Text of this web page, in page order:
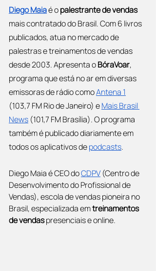
Diego Maia é o palestrante de vendas
mais contratado do Brasil. Com 6 livros
publicados, atua no mercado de
palestras e treinamentos de vendas
desde 2003. Apresenta o BóraVoar,
programa que está no ar em diversas
emissoras de rádio comoAntena 1
(103,7 FM Rio de Janeiro) eMais Brasil
News (101,7 FM Brasília). O programa
também é publicado diariamente em
todos os aplicativos depodcasts.
Diego Maia é CEO doCDPV (Centro de
Desenvolvimento do Profissional de
Vendas), escola de vendas pioneira no
Brasil, especializada em treinamentos
de vendas presenciais e online.